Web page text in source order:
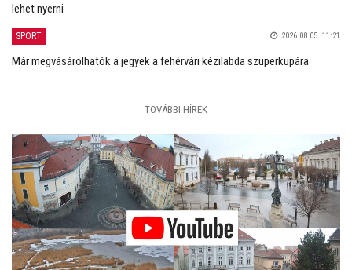
lehet nyerni
SPORT 2026.08.05. 11:21
Már megvásárolhatók a jegyek a fehérvári kézilabda szuperkupára
TOVÁBBI HÍREK